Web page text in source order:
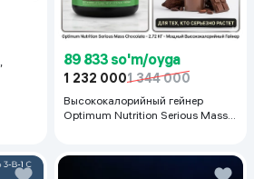
89 833 so'm/oyga
1 232 0001 344 000
Высококалорийный гейнер
Optimum Nutrition Serious Mass,